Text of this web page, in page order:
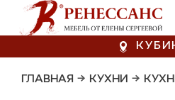
ГЛАВНАЯ → КУХНИ →